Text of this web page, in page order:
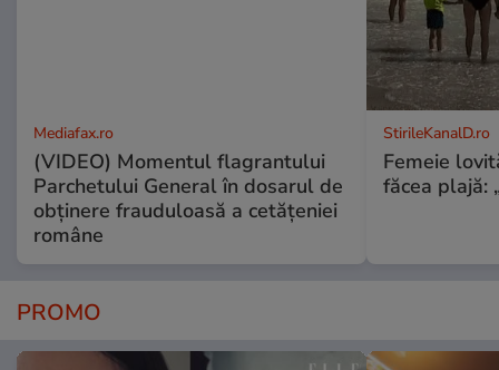
Mediafax.ro
(VIDEO) Momentul flagrantului
Parchetului General în dosarul de
obținere frauduloasă a cetățeniei
române
StirileKanalD.ro
Femeie
făcea plajă:
PROMO